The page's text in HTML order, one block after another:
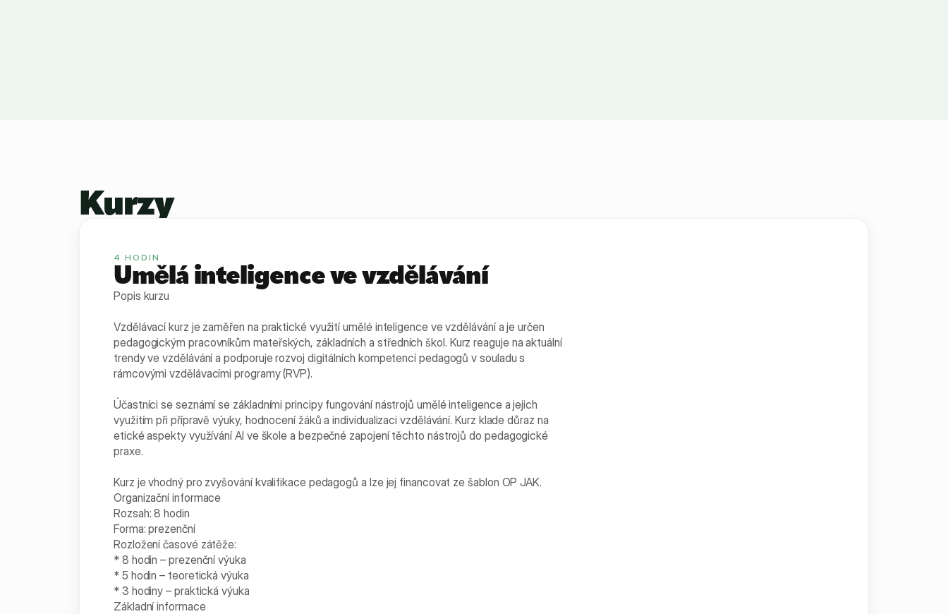
Kurzy
4 HODIN
Umělá inteligence ve vzdělávání
Popis kurzu
Vzdělávací kurz je zaměřen na praktické využití umělé inteligence ve vzdělávání a je určen
pedagogickým pracovníkům mateřských, základních a středních škol. Kurz reaguje na aktuální
trendy ve vzdělávání a podporuje rozvoj digitálních kompetencí pedagogů v souladu s
rámcovými vzdělávacími programy (RVP).
Účastníci se seznámí se základními principy fungování nástrojů umělé inteligence a jejich
využitím při přípravě výuky, hodnocení žáků a individualizaci vzdělávání. Kurz klade důraz na
etické aspekty využívání AI ve škole a bezpečné zapojení těchto nástrojů do pedagogické
praxe.
Kurz je vhodný pro zvyšování kvalifikace pedagogů a lze jej financovat ze šablon OP JAK.
Organizační informace
Rozsah: 8 hodin
Forma: prezenční
Rozložení časové zátěže:
* 8 hodin – prezenční výuka
* 5 hodin – teoretická výuka
* 3 hodiny – praktická výuka
Základní informace